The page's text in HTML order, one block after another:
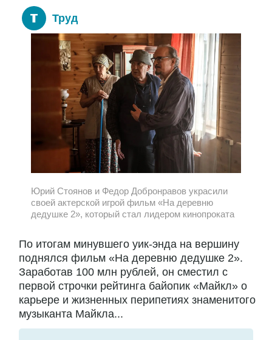
Труд
Юрий Стоянов и Федор Добронравов украсили
своей актерской игрой фильм «На деревню
дедушке 2», который стал лидером кинопроката
По итогам минувшего уик-энда на вершину
поднялся фильм «На деревню дедушке 2».
Заработав 100 млн рублей, он сместил с
первой строчки рейтинга байопик «Майкл» о
карьере и жизненных перипетиях знаменитого
музыканта Майкла...